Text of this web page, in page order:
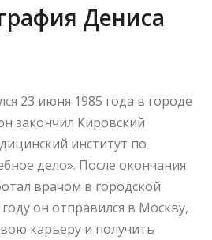
Дениса
23 июня 1985 года в городе
закончил Кировский
институт по
дело». После окончания
врачом в городской
он отправился в Москву,
карьеру и получить